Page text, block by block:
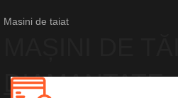
Masini de taiat
DIAMANTATE